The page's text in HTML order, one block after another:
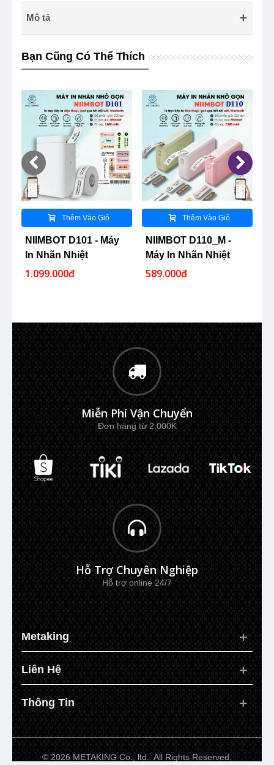
Mô tả
Bạn Cũng Có Thể Thích
Thêm Vào Giỏ
NIIMBOT D101 - Máy
In Nhãn Nhiệt
Bluetooth
1.099.000đ
Thêm Vào Giỏ
NIIMBOT D110_M -
Máy In Nhãn Nhiệt
Bluetooth
589.000đ
Miễn Phí Vận Chuyển
Đơn hàng từ 2.000K
Hỗ Trợ Chuyên Nghiệp
Hỗ trợ online 24/7
Metaking
Liên Hệ
Thông Tin
©2026 METAKING Co., ltd.. All Rights Reserved.